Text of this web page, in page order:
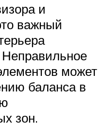
и
важный
Неправильное
может
баланса в
зон.